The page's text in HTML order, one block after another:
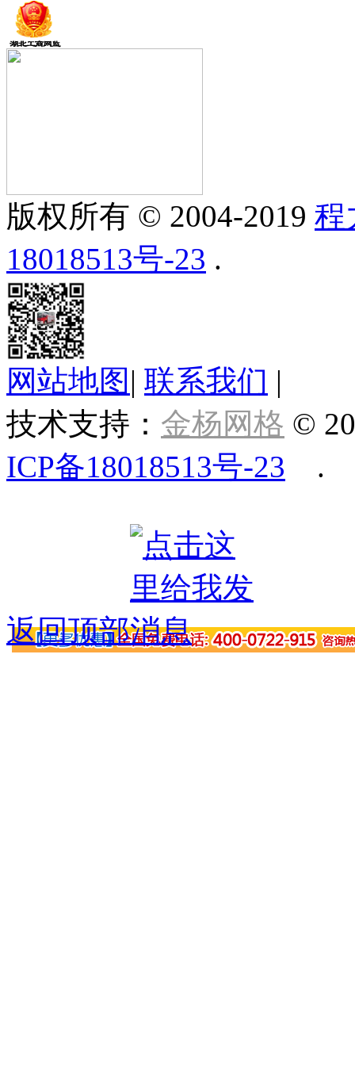
版权所有 © 2004-2019 程
18018513号-23 .
网站地图 | 联系我们 |
技术支持： 金杨网格 ©
ICP备18018513号-23 .
返回顶部